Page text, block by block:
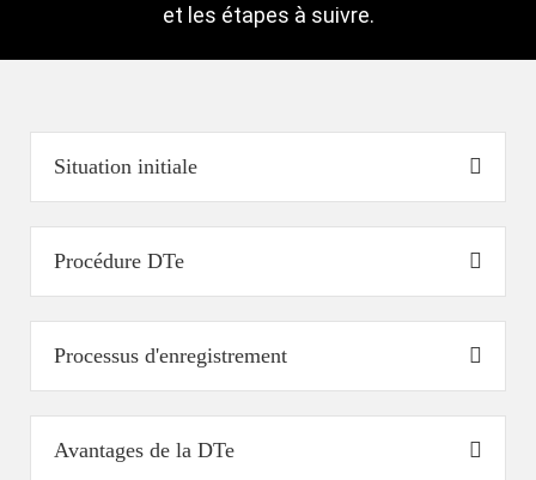
et les étapes à suivre.
Situation initiale
Procédure DTe
Processus d'enregistrement
Avantages de la DTe